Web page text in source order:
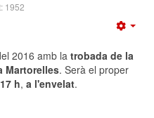
1952
2016 amb la trobada de la
Martorelles. Serà el proper
h, a l'envelat.